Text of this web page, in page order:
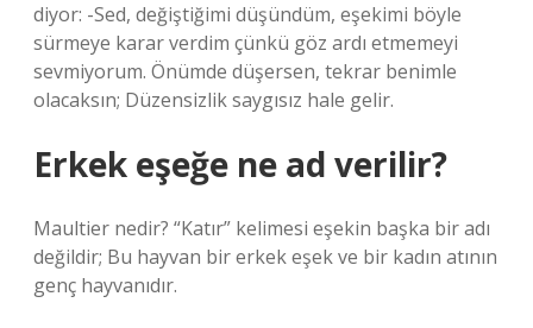
diyor: -Sed, değiştiğimi düşündüm, eşekimi böyle
sürmeye karar verdim çünkü göz ardı etmemeyi
sevmiyorum. Önümde düşersen, tekrar benimle
olacaksın; Düzensizlik saygısız hale gelir.
Erkek eşeğe ne ad verilir?
Maultier nedir? “Katır” kelimesi eşekin başka bir adı
değildir; Bu hayvan bir erkek eşek ve bir kadın atının
genç hayvanıdır.